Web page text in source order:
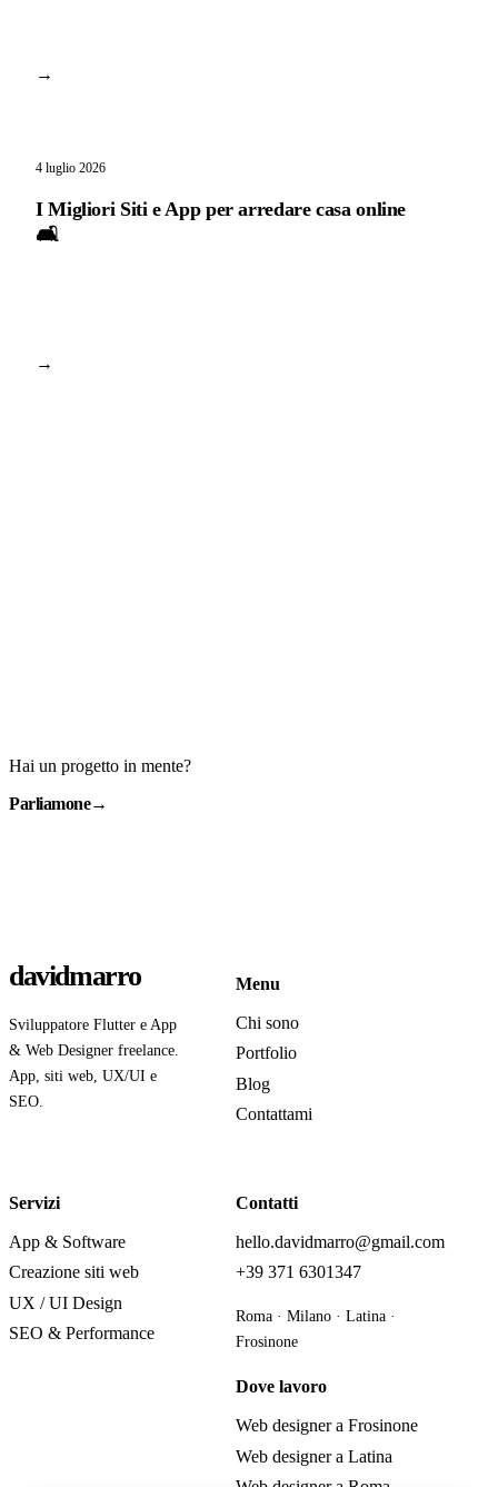
→
4 luglio 2026
I Migliori Siti e App per arredare casa online
🛋️
→
Hai un progetto in mente?
Parliamone→
davidmarro
Sviluppatore Flutter e App
& Web Designer freelance.
App, siti web, UX/UI e
SEO.
Menu
Chi sono
Portfolio
Blog
Contattami
Servizi
App & Software
Creazione siti web
UX / UI Design
SEO & Performance
Contatti
hello.davidmarro@gmail.com
+39 371 6301347
Roma · Milano · Latina ·
Frosinone
Dove lavoro
Web designer a Frosinone
Web designer a Latina